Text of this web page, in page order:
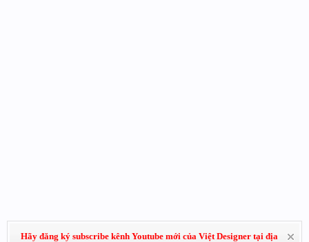
Hãy đăng ký subscribe kênh Youtube mới của Việt Designer tại địa